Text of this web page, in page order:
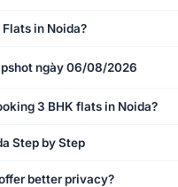
Flats in Noida?
ngày 06/08/2026
3 BHK flats in Noida?
Step by Step
better privacy?